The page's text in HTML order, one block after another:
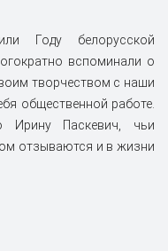
Году белорусской
вспоминали о
творчеством с наши
общественной работе.
Ирину Паскевич, чьи
отзываются и в жизни